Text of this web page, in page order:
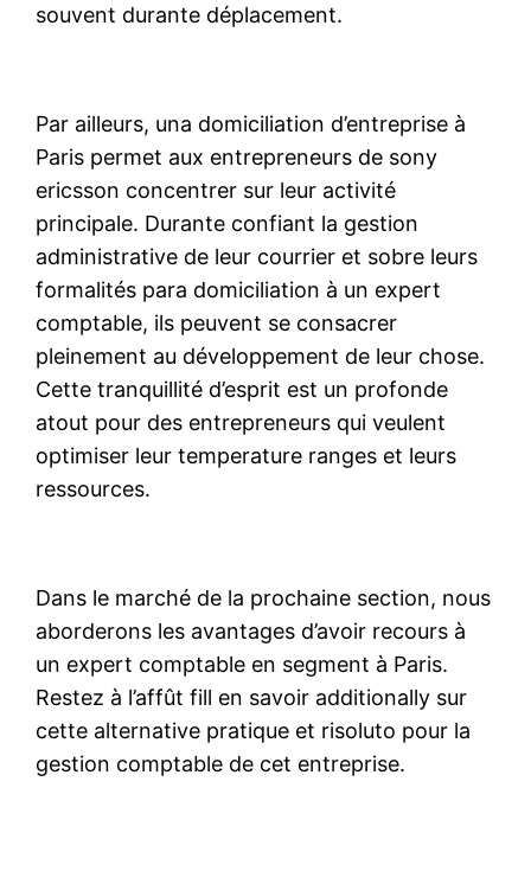
souvent durante déplacement.
Par ailleurs, una domiciliation d’entreprise à
Paris permet aux entrepreneurs de sony
ericsson concentrer sur leur activité
principale. Durante confiant la gestion
administrative de leur courrier et sobre leurs
formalités para domiciliation à un expert
comptable, ils peuvent se consacrer
pleinement au développement de leur chose.
Cette tranquillité d’esprit est un profonde
atout pour des entrepreneurs qui veulent
optimiser leur temperature ranges et leurs
ressources.
Dans le marché de la prochaine section, nous
aborderons les avantages d’avoir recours à
un expert comptable en segment à Paris.
Restez à l’affût fill en savoir additionally sur
cette alternative pratique et risoluto pour la
gestion comptable de cet entreprise.